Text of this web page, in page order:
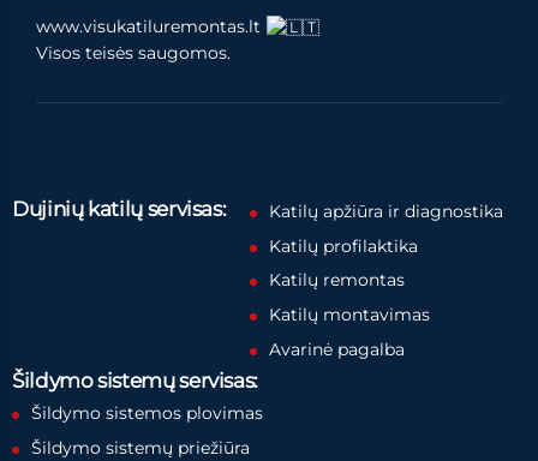
www.visukatiluremontas.lt
Visos teisės saugomos.
Dujinių katilų servisas:
Katilų apžiūra ir diagnostika
Katilų profilaktika
Katilų remontas
Katilų montavimas
Avarinė pagalba
Šildymo sistemų servisas:
Šildymo sistemos plovimas
Šildymo sistemų priežiūra